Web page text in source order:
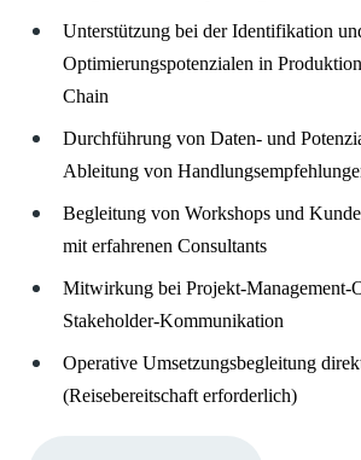
Unterstützung bei der Identifikation
Optimierungspotenzialen in
Chain
Durchführung von Daten- und
Ableitung von
Begleitung von Workshops und
mit erfahrenen Consultants
Mitwirkung bei Projekt-Management-
Stakeholder-Kommunikation
Operative Umsetzungsbegleitung
(Reisebereitschaft erforderlich)